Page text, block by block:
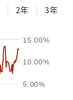
2年 3年
5.00%
10.00%
15.00%